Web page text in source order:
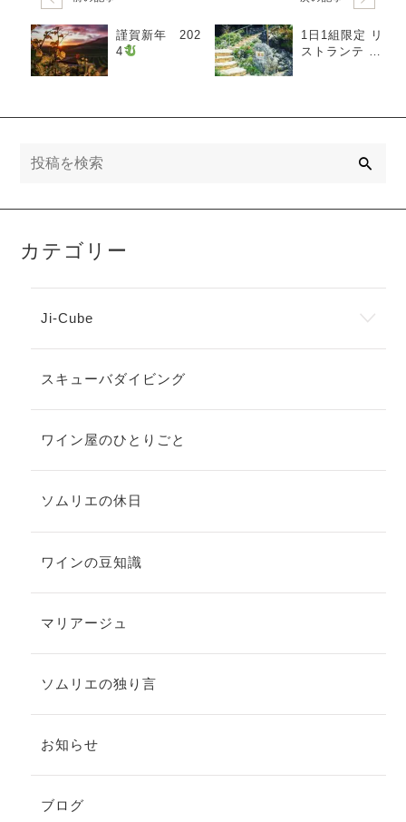
謹賀新年 202
4
1日1組限定 リ
ストランテ R
カテゴリー
Ji-Cube
スキューバダイビング
ワイン屋のひとりごと
ソムリエの休日
ワインの豆知識
マリアージュ
ソムリエの独り言
お知らせ
ブログ